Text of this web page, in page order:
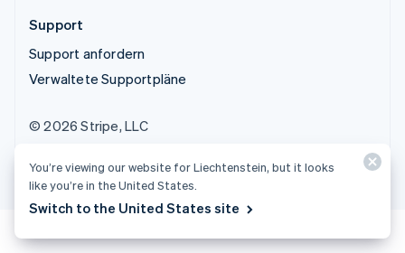
Support
Support anfordern
Verwaltete Supportpläne
© 2026 Stripe, LLC
You’re viewing our website for Liechtenstein, but it looks
like you’re in the United States.
Switch to the United States site